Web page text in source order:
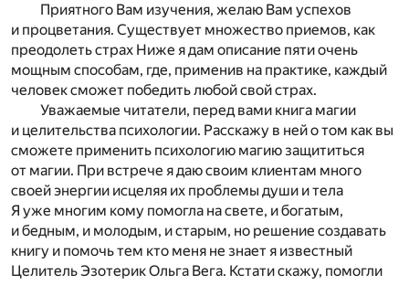
Приятного Вам изучения, желаю Вам успехов
и процветания. Существует множество приемов, как
преодолеть страх Ниже я дам описание пяти очень
мощным способам, где, применив на практике, каждый
человек сможет победить любой свой страх.
Уважаемые читатели, перед вами книга магии
и целительства психологии. Расскажу в ней о том как вы
сможете применить психологию магию защититься
от магии. При встрече я даю своим клиентам много
своей энергии исцеляя их проблемы души и тела
Я уже многим кому помогла на свете, и богатым,
и бедным, и молодым, и старым, но решение создавать
книгу и помочь тем кто меня не знает я известный
Целитель Эзотерик Ольга Вега. Кстати скажу, помогли